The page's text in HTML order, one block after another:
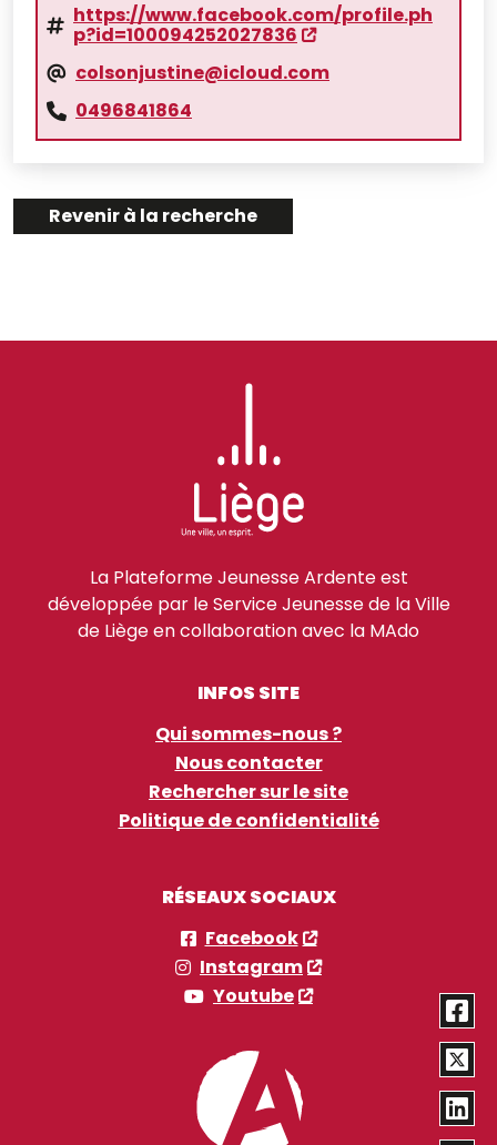
https://www.facebook.com/profile.ph
p?id=100094252027836
colsonjustine@icloud.com
0496841864
Revenir à la recherche
La Plateforme Jeunesse Ardente est
développée par le Service Jeunesse de la Ville
de Liège en collaboration avec la MAdo
INFOS SITE
Qui sommes-nous ?
Nous contacter
Rechercher sur le site
Politique de confidentialité
RÉSEAUX SOCIAUX
Facebook
Instagram
Youtube